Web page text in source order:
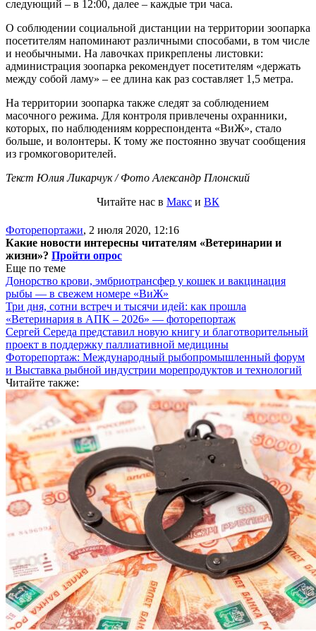
следующий – в 12:00, далее – каждые три часа.
О соблюдении социальной дистанции на территории зоопарка
посетителям напоминают различными способами, в том числе
и необычными. На лавочках прикреплены листовки:
администрация зоопарка рекомендует посетителям «держать
между собой ламу» – ее длина как раз составляет 1,5 метра.
На территории зоопарка также следят за соблюдением
масочного режима. Для контроля привлечены охранники,
которых, по наблюдениям корреспондента «ВиЖ», стало
больше, и волонтеры. К тому же постоянно звучат сообщения
из громкоговорителей.
Текст Юлия Ликарчук / Фото Александр Плонский
Читайте нас в Макс и ВК
Фоторепортажи, 2 июля 2020, 12:16
Какие новости интересны читателям «Ветеринарии и
жизни»? Пройти опрос
Еще по теме
Донорство крови, эмбриотрансфер у кошек и вакцинация
рыбы — в свежем номере «ВиЖ»
Три дня, сотни встреч и тысячи идей: как прошла
«Ветеринария в АПК – 2026» — фоторепортаж
Сергей Середа представил новую книгу и благотворительный
проект в поддержку паллиативной медицины
Фоторепортаж: Международный рыбопромышленный форум
и Выставка рыбной индустрии морепродуктов и технологий
Читайте также: